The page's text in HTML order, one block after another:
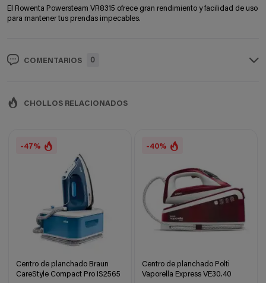
El Rowenta Powersteam VR8315 ofrece gran rendimiento y facilidad de uso
para mantener tus prendas impecables.
COMENTARIOS 0
CHOLLOS RELACIONADOS
-47%
Centro de planchado Braun
CareStyle Compact Pro IS2565
-40%
Centro de planchado Polti
Vaporella Express VE30.40